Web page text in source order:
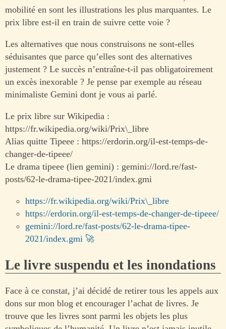
mobilité en sont les illustrations les plus marquantes. Le
prix libre est-il en train de suivre cette voie ?
Les alternatives que nous construisons ne sont-elles
séduisantes que parce qu’elles sont des alternatives
justement ? Le succès n’entraîne-t-il pas obligatoirement
un excès inexorable ? Je pense par exemple au réseau
minimaliste Gemini dont je vous ai parlé.
Le prix libre sur Wikipedia :
https://fr.wikipedia.org/wiki/Prix\_libre
Alias quitte Tipeee : https://erdorin.org/il-est-temps-de-
changer-de-tipeee/
Le drama tipeee (lien gemini) : gemini://lord.re/fast-
posts/62-le-drama-tipee-2021/index.gmi
https://fr.wikipedia.org/wiki/Prix\_libre
https://erdorin.org/il-est-temps-de-changer-de-tipeee/
gemini://lord.re/fast-posts/62-le-drama-tipee-
2021/index.gmi
Le livre suspendu et les inondations
Face à ce constat, j’ai décidé de retirer tous les appels aux
dons sur mon blog et encourager l’achat de livres. Je
trouve que les livres sont parmi les objets les plus